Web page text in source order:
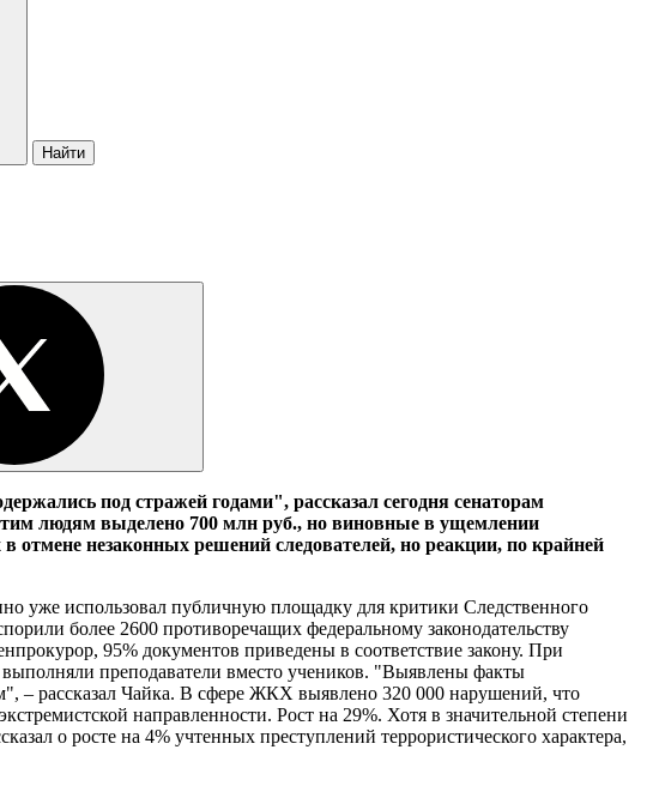
Найти
под стражей годами", рассказал сегодня сенаторам
людям выделено 700 млн руб., но виновные в ущемлении
незаконных решений следователей, но реакции, по крайней
уже использовал публичную площадку для критики Следственного
более 2600 противоречащих федеральному законодательству
95% документов приведены в соответствие закону. При
преподаватели вместо учеников. "Выявлены факты
– рассказал Чайка. В сфере ЖКХ выявлено 320 000 нарушений, что
направленности. Рост на 29%. Хотя в значительной степени
о росте на 4% учтенных преступлений террористического характера,